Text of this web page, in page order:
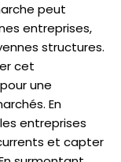
peut
entreprises,
structures.
cet
une
En
entreprises
et capter